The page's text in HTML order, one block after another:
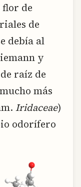
flor de
de
debía al
y
raíz de
más
Iridaceae)
odorífero